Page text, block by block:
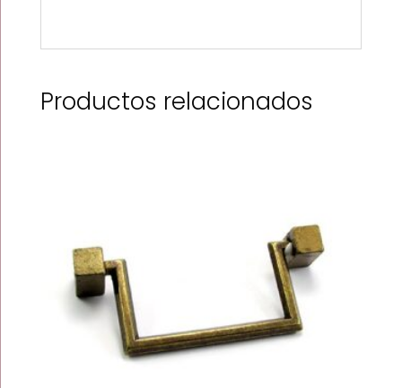
Productos relacionados